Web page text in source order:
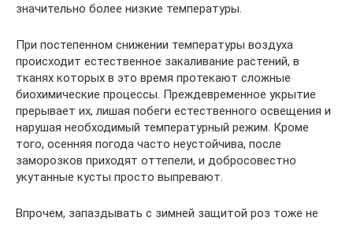
значительно более низкие температуры.
При постепенном снижении температуры воздуха
происходит естественное закаливание растений, в
тканях которых в это время протекают сложные
биохимические процессы. Преждевременное укрытие
прерывает их, лишая побеги естественного освещения и
нарушая необходимый температурный режим. Кроме
того, осенняя погода часто неустойчива, после
заморозков приходят оттепели, и добросовестно
укутанные кусты просто выпревают.
Впрочем, запаздывать с зимней защитой роз тоже не